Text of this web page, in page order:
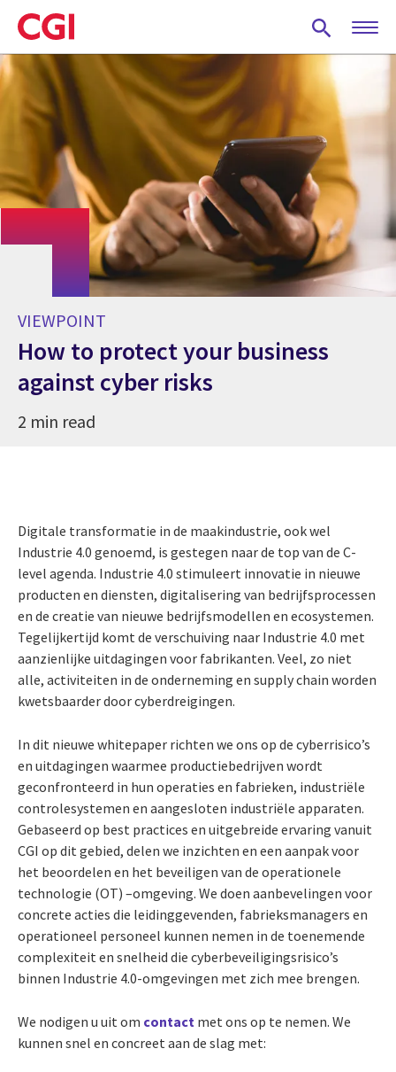
Skip
to
main
content
VIEWPOINT
How to protect your business
against cyber risks
2 min read
Digitale transformatie in de maakindustrie, ook wel
Industrie 4.0 genoemd, is gestegen naar de top van de C-
level agenda. Industrie 4.0 stimuleert innovatie in nieuwe
producten en diensten, digitalisering van bedrijfsprocessen
en de creatie van nieuwe bedrijfsmodellen en ecosystemen.
Tegelijkertijd komt de verschuiving naar Industrie 4.0 met
aanzienlijke uitdagingen voor fabrikanten. Veel, zo niet
alle, activiteiten in de onderneming en supply chain worden
kwetsbaarder door cyberdreigingen.
In dit nieuwe whitepaper richten we ons op de cyberrisico’s
en uitdagingen waarmee productiebedrijven wordt
geconfronteerd in hun operaties en fabrieken, industriële
controlesystemen en aangesloten industriële apparaten.
Gebaseerd op best practices en uitgebreide ervaring vanuit
CGI op dit gebied, delen we inzichten en een aanpak voor
het beoordelen en het beveiligen van de operationele
technologie (OT) –omgeving. We doen aanbevelingen voor
concrete acties die leidinggevenden, fabrieksmanagers en
operationeel personeel kunnen nemen in de toenemende
complexiteit en snelheid die cyberbeveiligingsrisico’s
binnen Industrie 4.0-omgevingen met zich mee brengen.
We nodigen u uit om contact met ons op te nemen. We
kunnen snel en concreet aan de slag met: